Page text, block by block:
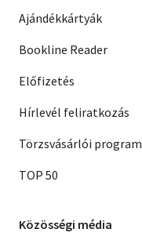
Ajándékkártyák
Bookline Reader
Előfizetés
Hírlevél feliratkozás
Törzsvásárlói program
TOP 50
Közösségi média